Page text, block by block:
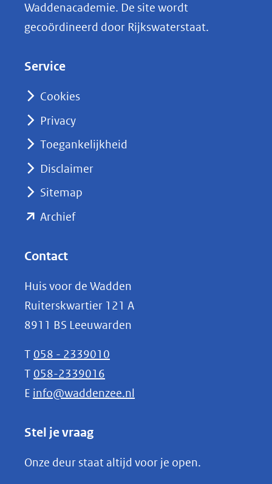
k
e
nieuw
naar
Waddenacademie. De site wordt
gecoördineerd door Rijkswaterstaat.
Service
Cookies
Privacy
Toegankelijkheid
Disclaimer
Sitemap
Archief(opent
(verwijst
naar
een
andere
website)
Contact
Huis voor de Wadden
Ruiterskwartier 121 A
8911 BS Leeuwarden
T 058 - 2339010
T 058-2339016
E info@waddenzee.nl
Stel je vraag
Onze deur staat altijd voor je open.